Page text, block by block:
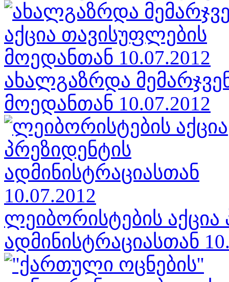
ახალგაზრდა
მოედანთან 10.07.2012
ლეიბორისტების აქცია
ადმინისტრაციასთან